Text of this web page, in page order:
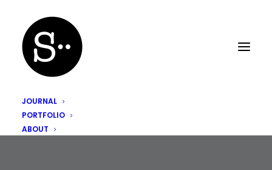
JOURNAL
PORTFOLIO
ABOUT